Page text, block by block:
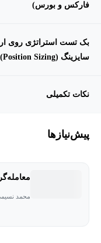
فارکس و بورس)
سایزینگ (Position Sizing)
نکات تکمیلی
پیش‌نیاز‌ها
معامله‌گر برنده (1):
محمد